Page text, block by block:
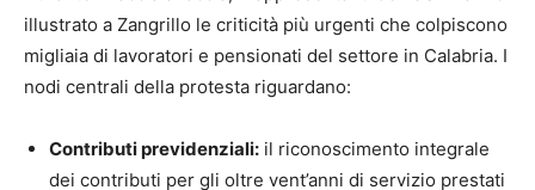
illustrato a Zangrillo le criticità più urgenti che colpiscono
migliaia di lavoratori e pensionati del settore in Calabria. I
nodi centrali della protesta riguardano:
Contributi previdenziali: il riconoscimento integrale
dei contributi per gli oltre vent’anni di servizio prestati